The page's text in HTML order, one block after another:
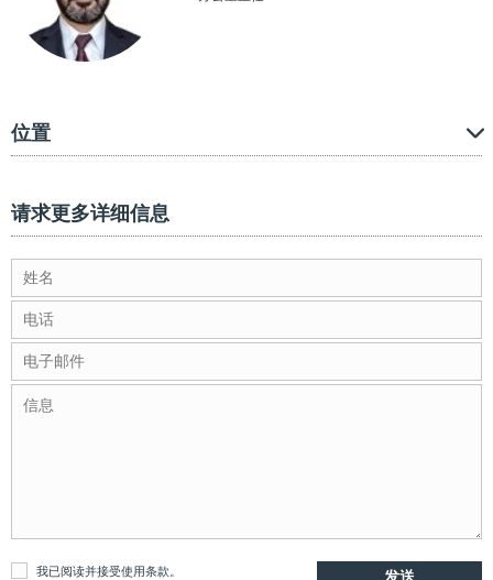
位置
请求更多详细信息
我已阅读并接受使用条款